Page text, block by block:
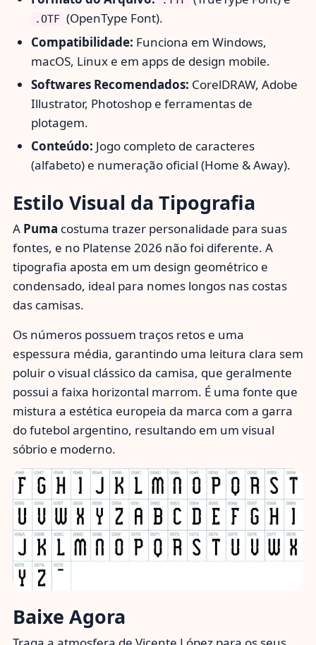
.OTF (OpenType Font).
Compatibilidade: Funciona em Windows,
macOS, Linux e em apps de design mobile.
Softwares Recomendados: CorelDRAW, Adobe
Illustrator, Photoshop e ferramentas de
plotagem.
Conteúdo: Jogo completo de caracteres
(alfabeto) e numeração oficial (Home & Away).
Estilo Visual da Tipografia
A Puma costuma trazer personalidade para suas
fontes, e no Platense 2026 não foi diferente. A
tipografia aposta em um design geométrico e
condensado, ideal para nomes longos nas costas
das camisas.
Os números possuem traços retos e uma
espessura média, garantindo uma leitura clara sem
poluir o visual clássico da camisa, que geralmente
possui a faixa horizontal marrom. É uma fonte que
mistura a estética europeia da marca com a garra
do futebol argentino, resultando em um visual
sóbrio e moderno.
Baixe Agora